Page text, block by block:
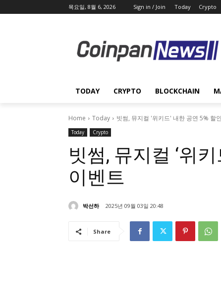
목요일, 8월 6, 2026 Sign in / Join Today Crypto
TODAY CRYPTO BLOCKCHAIN
Home Today 빗썸, 뮤지컬 '위키드' 내한 공연 5% 할
Today Crypto
빗썸, 뮤지컬 ‘위
이벤트
박선하 2025년 09월 03일 20:48
Share